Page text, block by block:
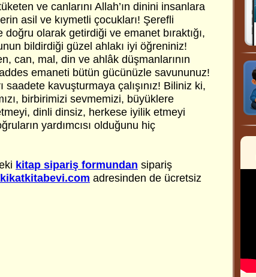
ve canlarını Allah’ın dinini insanlara
asil ve kıymetli çocukları! Şerefli
doğru olarak getirdiği ve emanet bıraktığı,
bildirdiği güzel ahlakı iyi öğreniniz!
can, mal, din ve ahlâk düşmanlarının
emaneti bütün gücünüzle savununuz!
kavuşturmaya çalışınız! Biliniz ki,
birbirimizi sevmemizi, büyüklere
dinli dinsiz, herkese iyilik etmeyi
yardımcısı olduğunu hiç
kitap sipariş formundan sipariş
adresinden de ücretsiz